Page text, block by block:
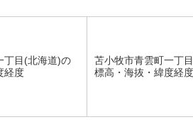
丁目(北海道)の
経度
苫小牧市青雲町一丁
標高・海抜・緯度経度